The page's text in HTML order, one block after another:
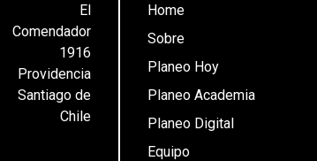
El
Comendador
1916
Providencia
Santiago de
Chile
Home
Sobre
Planeo Hoy
Planeo Academia
Planeo Digital
Equipo